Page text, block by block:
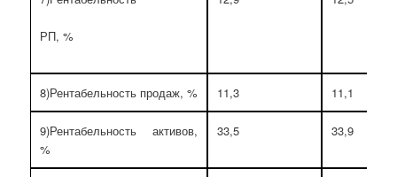
РП, %
8)Рентабельность продаж, % 11,3 11,1
9)Рентабельность активов,
%
33,5 33,9